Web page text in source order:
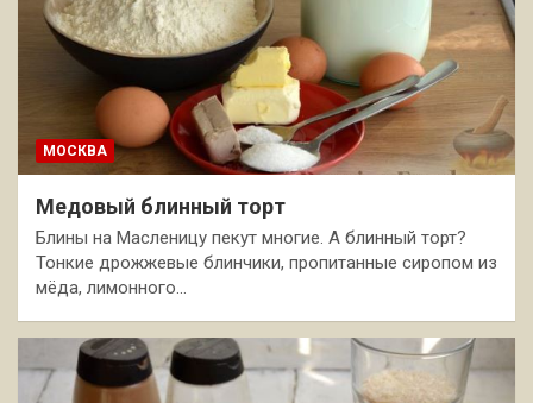
МОСКВА
Медовый блинный торт
Блины на Масленицу пекут многие. А блинный торт?
Тонкие дрожжевые блинчики, пропитанные сиропом из
мёда, лимонного…